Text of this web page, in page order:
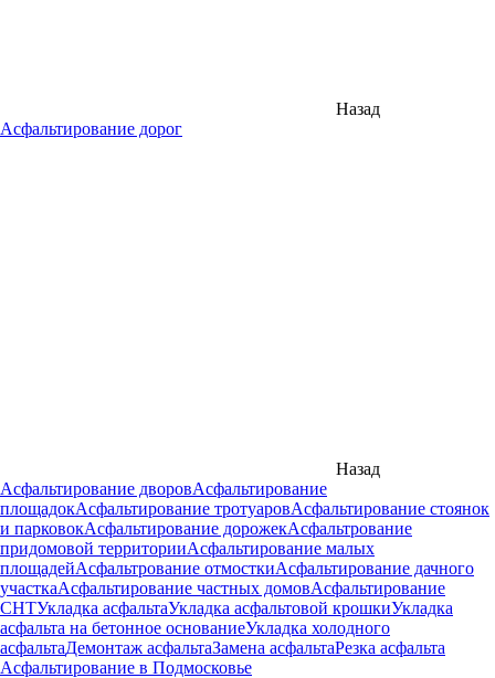
Назад
Асфальтирование дорог
Назад
Асфальтирование дворовАсфальтирование
площадокАсфальтирование тротуаровАсфальтирование стоянок
и парковокАсфальтирование дорожекАсфальтрование
придомовой территорииАсфальтирование малых
площадейАсфальтрование отмосткиАсфальтирование дачного
участкаАсфальтирование частных домовАсфальтирование
СНТУкладка асфальтаУкладка асфальтовой крошкиУкладка
асфальта на бетонное основаниеУкладка холодного
асфальтаДемонтаж асфальтаЗамена асфальтаРезка асфальта
Асфальтирование в Подмосковье